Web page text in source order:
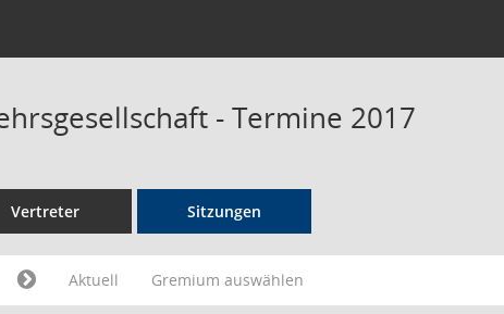
- Termine 2017
Vertreter Sitzungen
Aktuell Gremium auswählen